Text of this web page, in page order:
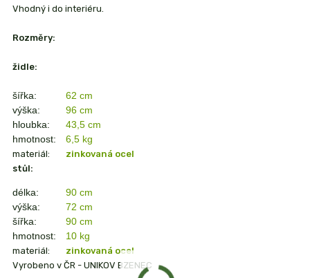
Vhodný i do interiéru.
Rozměry:
židle:
šířka:
62 cm
výška:
96 cm
hloubka:
43,5 cm
hmotnost:
6,5 kg
materiál:
zinkovaná ocel
stůl:
délka:
90 cm
výška:
72 cm
šířka:
90 cm
hmotnost:
10 kg
materiál:
zinkovaná ocel
Vyrobeno v ČR - UNIKOV BZENEC